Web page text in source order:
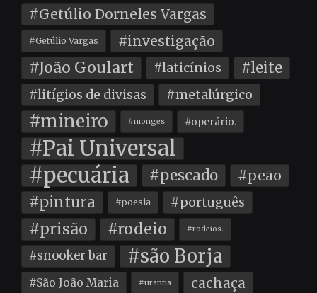
#Getúlio Dorneles Vargas
#Getúlio Vargas #investigação
#João Goulart #laticínios #leite
#litígios de divisas #metalúrgico
#mineiro #monges #operário.
#Pai Universal
#pecuária
#pescado #peão
#pintura #poesia #português
#prisão #rodeio #rodeios.
#snooker bar #são Borja
#São João Maria #urantia cachaça